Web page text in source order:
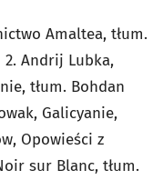
Amaltea, tłum.
Andrij Lubka,
tłum. Bohdan
Galicyanie,
Opowieści z
sur Blanc, tłum.